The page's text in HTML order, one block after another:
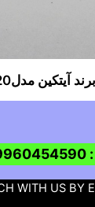
WITH US BY